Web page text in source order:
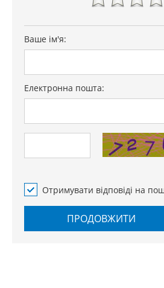
Ваше ім'я:
Електронна пошта:
Отримувати відповіді на
ПРОДОВЖИТИ